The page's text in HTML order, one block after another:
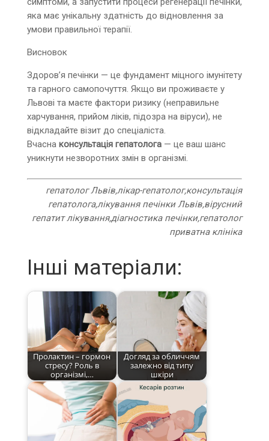
яка має унікальну здатність до відновлення за
умови правильної терапії.
Висновок
Здоров’я печінки — це фундамент міцного імунітету
та гарного самопочуття. Якщо ви проживаєте у
Львові та маєте фактори ризику (неправильне
харчування, прийом ліків, підозра на віруси), не
відкладайте візит до спеціаліста.
Вчасна консультація гепатолога— це ваш шанс
уникнути незворотних змін в організмі.
гепатолог Львів,лікар-гепатолог,консультація
гепатолога,лікування печінки Львів,вірусний
гепатит лікування,діагностика печінки,гепатолог
приватна клініка
Інші матеріали:
Пролактин – гормон
стресу? Роль в
організмі,…
Догляд за обличчям
залежно від типу
шкіри